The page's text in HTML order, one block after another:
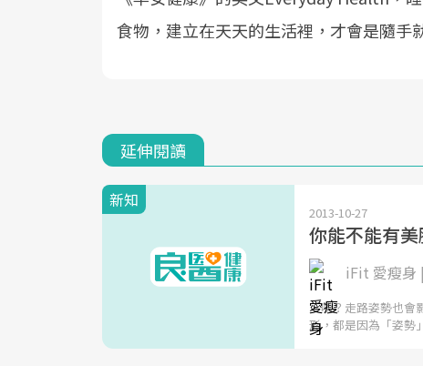
食物，建立在天天的生活裡，才會是隨手
延伸閱讀
新知
2013-10-27
你能不能有
iFit 愛瘦身
「咦？走路姿勢也會
形，都是因為「姿勢